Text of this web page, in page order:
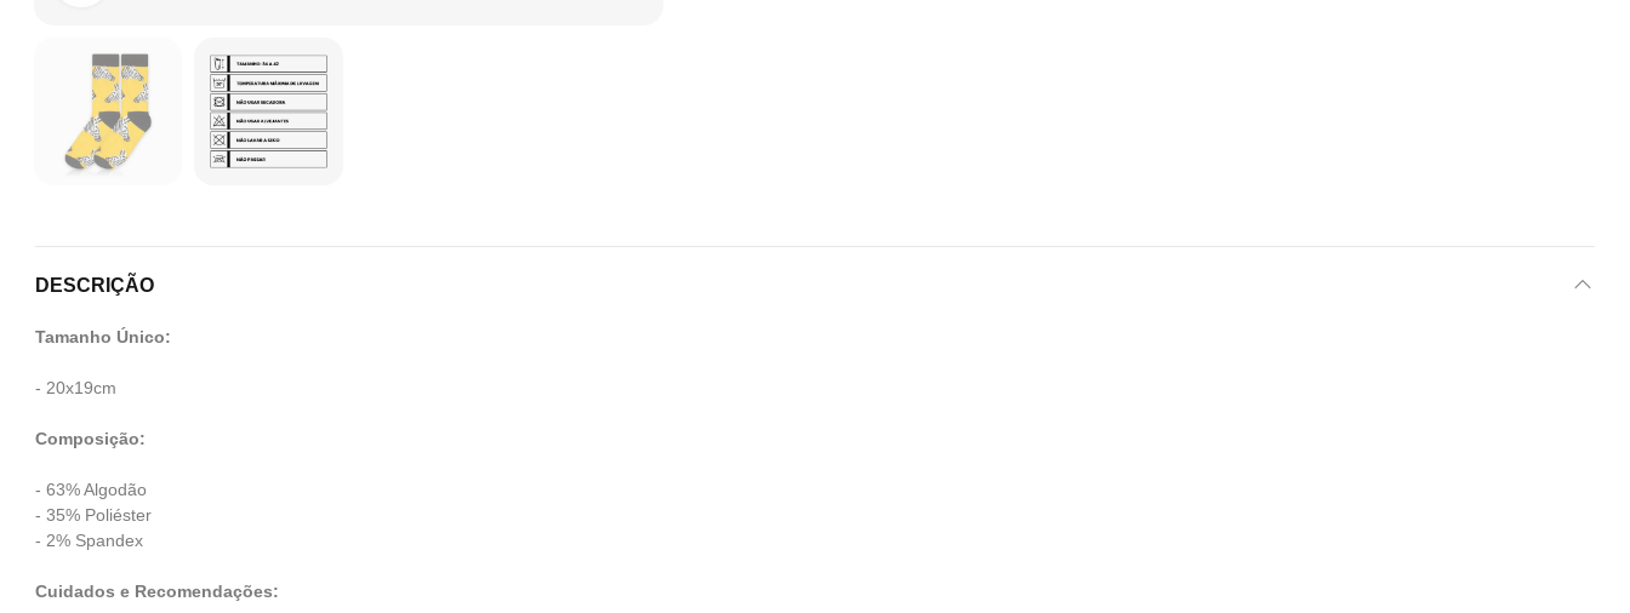
DESCRIÇÃO
Tamanho Único:
- 20x19cm
Composição:
- 63% Algodão
- 35% Poliéster
- 2% Spandex
Cuidados e Recomendações: